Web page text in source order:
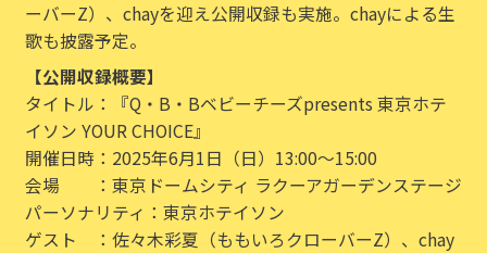
ーバーZ）、chayを迎え公開収録も実施。chayによる生
歌も披露予定。
【公開収録概要】
タイトル：『Q・B・Bベビーチーズpresents 東京ホテ
イソン YOUR CHOICE』
開催日時：2025年6月1日（日）13:00～15:00
会場 ：東京ドームシティ ラクーアガーデンステージ
パーソナリティ：東京ホテイソン
ゲスト ：佐々木彩夏（ももいろクローバーZ）、chay